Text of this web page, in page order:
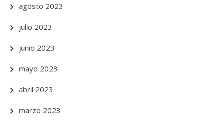
agosto 2023
julio 2023
junio 2023
mayo 2023
abril 2023
marzo 2023